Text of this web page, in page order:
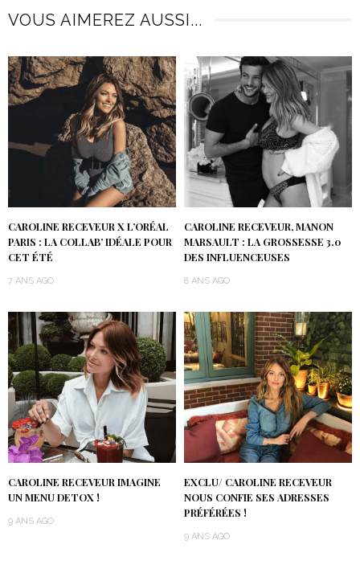
VOUS AIMEREZ AUSSI...
CAROLINE RECEVEUR X L’ORÉAL
PARIS : LA COLLAB’ IDÉALE POUR
CET ÉTÉ
7 ANS AGO
CAROLINE RECEVEUR, MANON
MARSAULT : LA GROSSESSE 3.0
DES INFLUENCEUSES
8 ANS AGO
CAROLINE RECEVEUR IMAGINE
UN MENU DETOX !
9 ANS AGO
EXCLU/ CAROLINE RECEVEUR
NOUS CONFIE SES ADRESSES
PRÉFÉRÉES !
9 ANS AGO